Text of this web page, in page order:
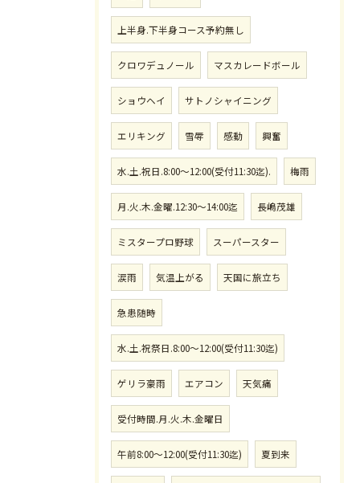
上半身.下半身コース予約無し
クロワデュノール マスカレードボール
ショウヘイ サトノシャイニング
エリキング 雪辱 感動 興奮
水.土.祝日.8:00〜12:00(受付11:30迄). 梅雨
月.火.木.金曜.12:30〜14:00迄 長嶋茂雄
ミスタープロ野球 スーパースター
涙雨 気温上がる 天国に旅立ち
急患随時
水.土.祝祭日.8:00〜12:00(受付11:30迄)
ゲリラ豪雨 エアコン 天気痛
受付時間.月.火.木.金曜日
午前8:00〜12:00(受付11:30迄) 夏到来